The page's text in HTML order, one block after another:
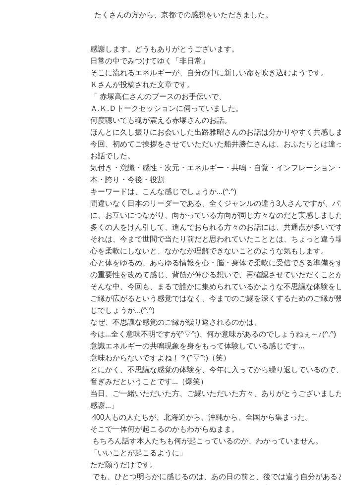
たくさんの方から、京都での感想をいただきました。
感謝します、どうもありがとうございます。
日常の中でみつけてゆく「非日常」
そこに流れるエネルギーが、自分の中に新しい命を吹き込むようです。
Ｋさんが投稿された文章です。
「 赤塚高仁さんのブースのお手伝いで、
Ａ.Ｋ.Ｄトークセッションに伺っていました。
何度聴いても魂が震える赤塚さんのお話。
ほんとに久し振りにお会いした出路雅昭さんのお話は分かりやすく共感しま
今回、初めてご挨拶をさせていただいた船井勝仁さんは、おふたりとは違
お話でした。
気付き・意識・感性・次元・エネルギー・共鳴・自覚・インフレーション
本・誇り・今後・役割
キーワードは、こんな感じでしょうか...(^.^)
間違いなく日本のリーダーである、全くジャンルの違う3人さんですが、パ
に、お互いにつながり、向かっている方向が同じ方々なのだと実感しました
多くの人をけん引して、進んでおられる方々のお話には、共通点が多いです
それは、今まで世間で当たり前だと思われていたこととは、ちょっと違う
心を柔軟にしないと、なかなか理解できないことのような気もします。
心と体をゆるめ、あらゆる情報を心・脳・身体で柔軟に受信できる準備を
の重要性を改めて感じ、背筋が伸びる想いで、再確認させていただくこと
そんな中、今回も、まるで誰かに集められているかような不思議な体験を
ご縁が広がるという感覚ではなく、今までのご縁を深くするためのご縁が
じでしょうか...(^.^)
なぜ、不思議な感覚のご縁が繰り返されるのかは、
今は...全く意味不明ですが(^▽^;)、何か意味があるのでしょうねぇ～♪(^.^)
意識エネルギーの共鳴現象を身をもって体験している感じです...
意味わからないですよね！？(^▽^;)（笑）
とにかく、不思議な感覚の体験を、今年に入ってから繰り返しているので
奮ぎみだということです...（爆笑）
当日、ご一緒いただいた方、ご縁いただいた方々、ありがとうございまし
感謝...」
400人もの人たちが、北海道から、沖縄から、全国から集まった。
そこで一体何が起こるのかもわからぬまま。
もちろん話す本人たちも何が起こっているのか、わかっていません。
「いいことが起こるように」
ただ願うだけです。
でも、ひとつ明らかに感じるのは、あの日の前と、後では違う自分がある